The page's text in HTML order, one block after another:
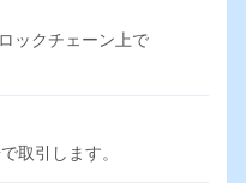
ックチェーン上で
取引します。